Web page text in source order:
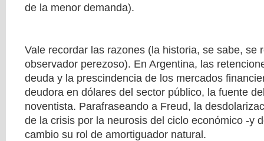
de la menor demanda).
Vale recordar las razones (la historia, se sabe, se
observador perezoso). En Argentina, las
deuda y la prescindencia de los mercados
deudora en dólares del sector público, la fuente
noventista. Parafraseando a Freud, la
de la crisis por la neurosis del ciclo económico -y
cambio su rol de amortiguador natural.